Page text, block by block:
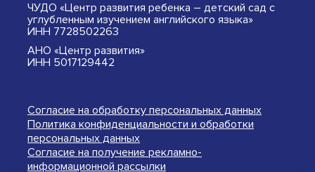
ЧУДО «Центр развития ребенка – детский сад с
углубленным изучением английского языка»
ИНН 7728502263
АНО «Центр развития»
ИНН 5017129442
Согласие на обработку персональных данных
Политика конфиденциальности и обработки
персональных данных
Согласие на получение рекламно-
информационной рассылки